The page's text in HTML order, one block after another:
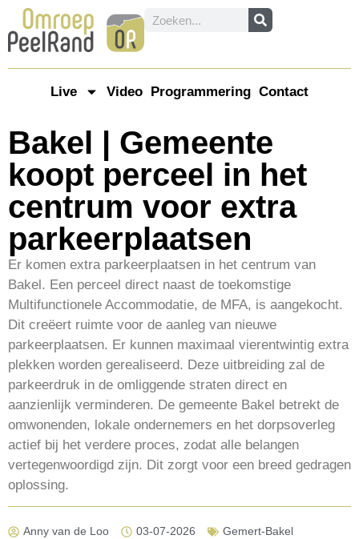
Live Video Programmering Contact
Bakel | Gemeente
koopt perceel in het
centrum voor extra
parkeerplaatsen
Er komen extra parkeerplaatsen in het centrum van
Bakel. Een perceel direct naast de toekomstige
Multifunctionele Accommodatie, de MFA, is aangekocht.
Dit creëert ruimte voor de aanleg van nieuwe
parkeerplaatsen. Er kunnen maximaal vierentwintig extra
plekken worden gerealiseerd. Deze uitbreiding zal de
parkeerdruk in de omliggende straten direct en
aanzienlijk verminderen. De gemeente Bakel betrekt de
omwonenden, lokale ondernemers en het dorpsoverleg
actief bij het verdere proces, zodat alle belangen
vertegenwoordigd zijn. Dit zorgt voor een breed gedragen
oplossing.
Anny van de Loo 03-07-2026 Gemert-Bakel